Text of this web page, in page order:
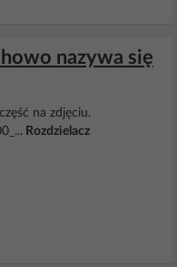
nazywa się
na zdjęciu.
Rozdzielacz